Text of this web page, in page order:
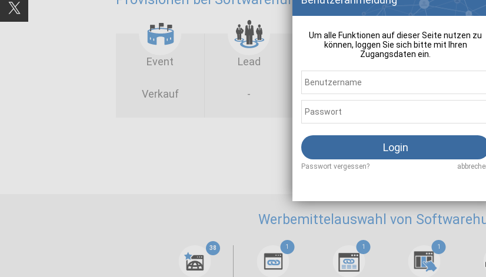
Event Lead
Verkauf - 12,00 - 22,50 %
Als Affiliate registrieren
Werbemittelauswahl von
38 1 1 1
Um alle Funktionen auf dieser Seite nutzen zu
können, loggen Sie sich bitte mit Ihren
Zugangsdaten ein.
Login
Passwort vergessen?